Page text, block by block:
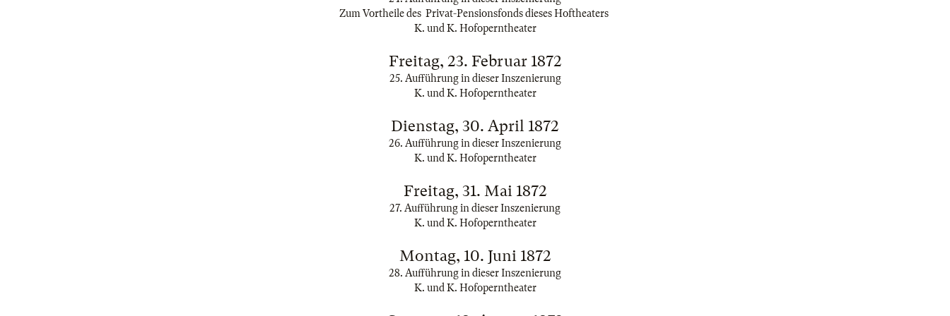
Zum Vortheile des Privat-Pensionsfonds dieses Hoftheaters
K. und K. Hofoperntheater
Freitag, 23. Februar 1872
25. Aufführung in dieser Inszenierung
K. und K. Hofoperntheater
Dienstag, 30. April 1872
26. Aufführung in dieser Inszenierung
K. und K. Hofoperntheater
Freitag, 31. Mai 1872
27. Aufführung in dieser Inszenierung
K. und K. Hofoperntheater
Montag, 10. Juni 1872
28. Aufführung in dieser Inszenierung
K. und K. Hofoperntheater